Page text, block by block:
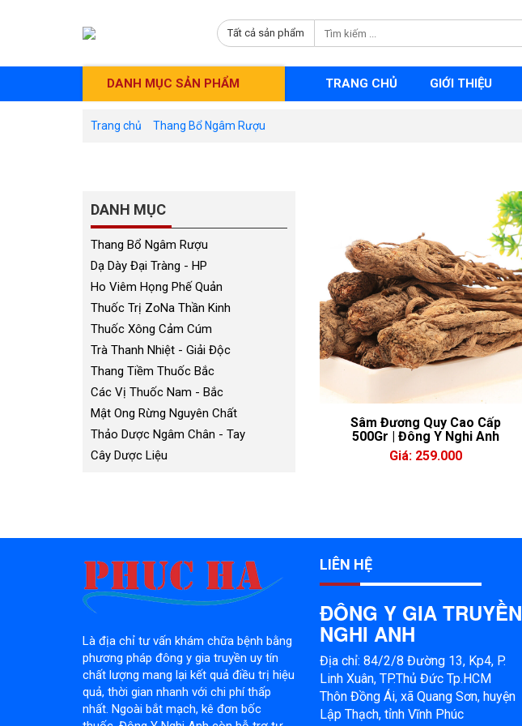
Tất cả sản phẩm
DANH MỤC SẢN PHẨM TRANG CHỦ GIỚI THIỆU
Trang chủ Thang Bổ Ngâm Rượu
DANH MỤC
Thang Bổ Ngâm Rượu
Dạ Dày Đại Tràng - HP
Ho Viêm Họng Phế Quản
Thuốc Trị ZoNa Thần Kinh
Thuốc Xông Cảm Cúm
Trà Thanh Nhiệt - Giải Độc
Thang Tiềm Thuốc Bắc
Các Vị Thuốc Nam - Bắc
Mật Ong Rừng Nguyên Chất
Thảo Dược Ngâm Chân - Tay
Cây Dược Liệu
Sâm Đương Quy Cao Cấp
500Gr | Đông Y Nghi Anh
Giá: 259.000
Là địa chỉ tư vấn khám chữa bệnh bằng
phương pháp đông y gia truyền uy tín
chất lượng mang lại kết quả điều trị hiệu
quả, thời gian nhanh với chi phí thấp
nhất. Ngoài bắt mạch, kê đơn bốc
LIÊN HỆ
ĐÔNG Y GIA TRUYỀN
NGHI ANH
Địa chỉ: 84/2/8 Đường 13, Kp4, P.
Linh Xuân, TP.Thủ Đức Tp.HCM
Thôn Đồng Ái, xã Quang Sơn, huyện
Lập Thạch, tỉnh Vĩnh Phúc